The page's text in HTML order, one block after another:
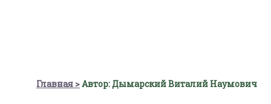
Главная Автор: Дымарский Виталий Наумович